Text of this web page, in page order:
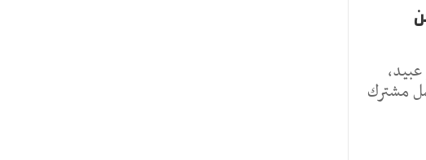
مشترك